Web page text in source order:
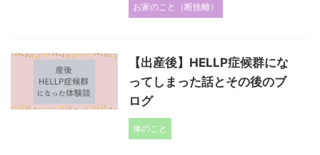
お家のこと（断捨離）
【出産後】HELLP症候群にな
ってしまった話とその後のブ
ログ
体のこと